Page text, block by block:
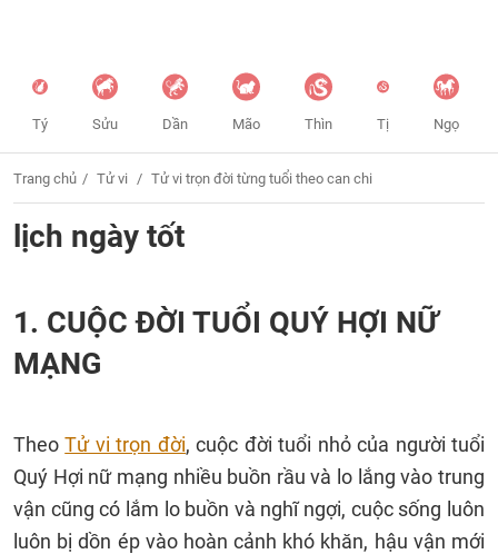
Tý Sửu Dần Mão Thìn Tị Ngọ
Trang chủ Tử vi Tử vi trọn đời từng tuổi theo can chi
lịch ngày tốt
1. CUỘC ĐỜI TUỔI QUÝ HỢI NỮ
MẠNG
TheoTử vi trọn đời, cuộc đời tuổi nhỏ của người tuổi
Quý Hợi nữ mạng nhiều buồn rầu và lo lắng vào trung
vận cũng có lắm lo buồn và nghĩ ngợi, cuộc sống luôn
luôn bị dồn ép vào hoàn cảnh khó khăn, hậu vận mới